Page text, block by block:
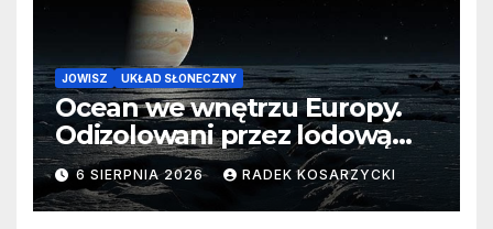
JOWISZ UKŁAD SŁONECZNY
Ocean we wnętrzu Europy.
Odizolowani przez lodową
barierę
6 SIERPNIA 2026 RADEK KOSARZYCKI